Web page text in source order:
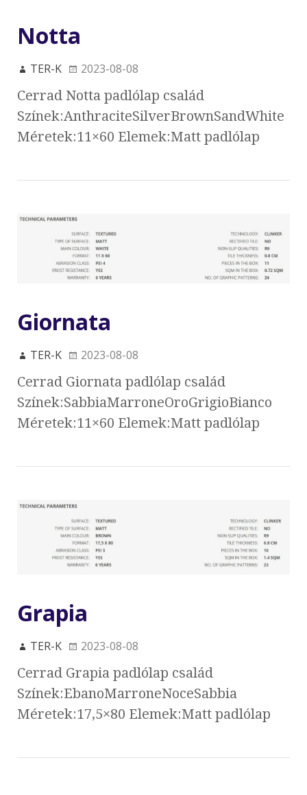
Notta
TER-K 2023-08-08
Cerrad Notta padlólap család
Színek:AnthraciteSilverBrownSandWhite
Méretek:11×60 Elemek:Matt padlólap
Giornata
TER-K 2023-08-08
Cerrad Giornata padlólap család
Színek:SabbiaMarroneOroGrigioBianco
Méretek:11×60 Elemek:Matt padlólap
Grapia
TER-K 2023-08-08
Cerrad Grapia padlólap család
Színek:EbanoMarroneNoceSabbia
Méretek:17,5×80 Elemek:Matt padlólap